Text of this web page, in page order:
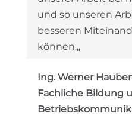
und so unseren
besseren
können.„
Ing. Werner
Fachliche Bildung